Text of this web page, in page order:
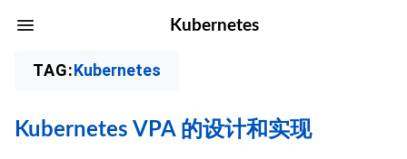
Kubernetes
TAG:Kubernetes
Kubernetes VPA 的设计和实现